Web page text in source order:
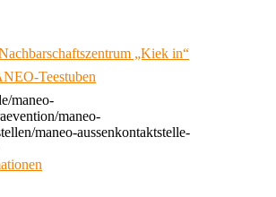
„Kiek in“
Teestuben
maneo-
maneo-
maneo-aussenkontaktstelle-